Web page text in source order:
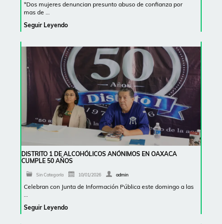
*Dos mujeres denuncian presunto abuso de confianza por
mas de …
Seguir Leyendo
DISTRITO 1 DE ALCOHÓLICOS ANÓNIMOS EN OAXACA
CUMPLE 50 AÑOS
Sin Categoría 10/01/2026 admin
Celebran con Junta de Información Pública este domingo a las
…
Seguir Leyendo